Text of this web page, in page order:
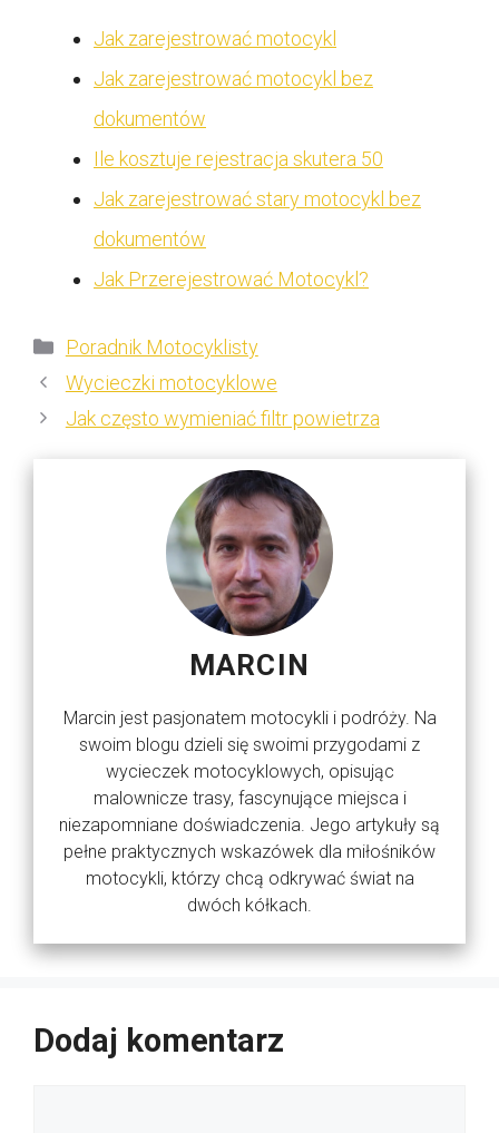
Jak zarejestrować motocykl
Jak zarejestrować motocykl bez
dokumentów
Ile kosztuje rejestracja skutera 50
Jak zarejestrować stary motocykl bez
dokumentów
Jak Przerejestrować Motocykl?
Kategorie
Poradnik Motocyklisty
Wycieczki motocyklowe
Jak często wymieniać filtr powietrza
MARCIN
Marcin jest pasjonatem motocykli i podróży. Na
swoim blogu dzieli się swoimi przygodami z
wycieczek motocyklowych, opisując
malownicze trasy, fascynujące miejsca i
niezapomniane doświadczenia. Jego artykuły są
pełne praktycznych wskazówek dla miłośników
motocykli, którzy chcą odkrywać świat na
dwóch kółkach.
Dodaj komentarz